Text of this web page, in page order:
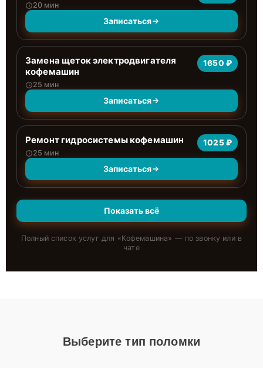
20 мин
Записаться
Замена щеток электродвигателя
кофемашин
25 мин
1650 ₽
Записаться
Ремонт гидросистемы кофемашин
25 мин
1025 ₽
Записаться
Показать всё
Полный список услуг для «Кофемашина» — по звонку или в
чате
Выберите тип поломки